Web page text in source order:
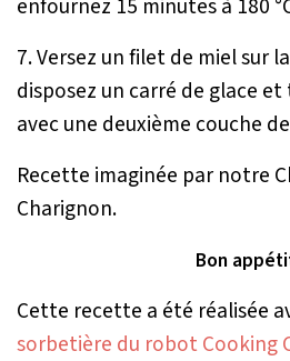
7. Versez un filet de miel sur
disposez un carré de glace
avec une deuxième couche
Recette imaginée par notre
Charignon.
Bon
Cette recette a été réalisée
sorbetière du robot Cooking